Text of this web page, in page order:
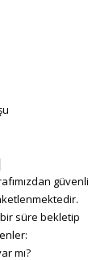
güvenli
süre bekletip
mı?